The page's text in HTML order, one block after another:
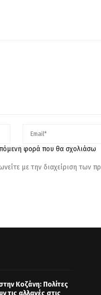
φορά που θα σχολιάσω
με την διαχείριση των
Κοζάνη: Πολίτες
τις αλλαγές στις